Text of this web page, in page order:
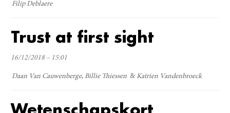
Filip Deblaere
Trust at first sight
16/12/2018 – 15:01
Daan Van Cauwenberge Billie Thiessen Katrien Vandenbroeck